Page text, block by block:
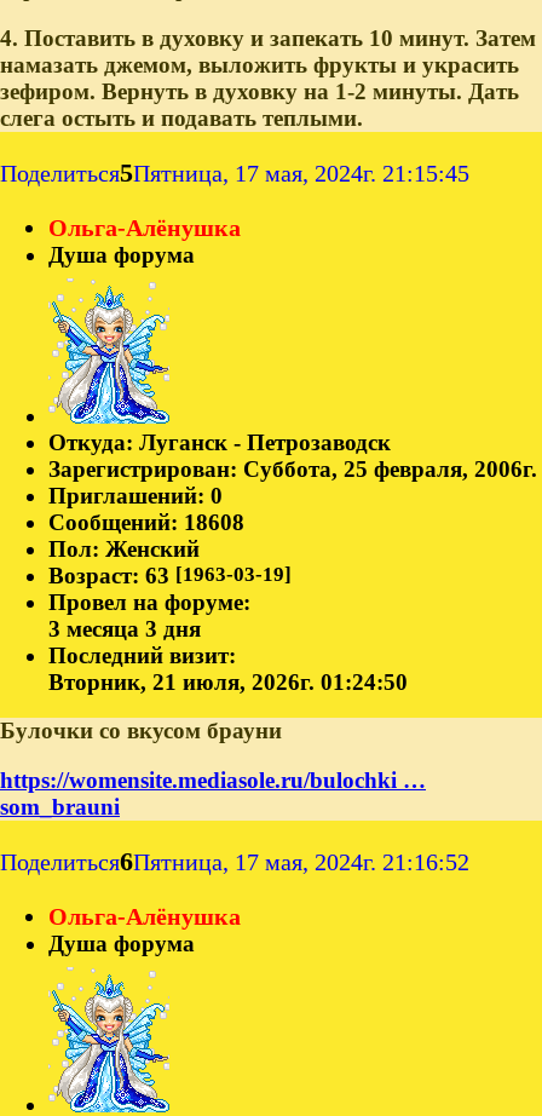
4. Поставить в духовку и запекать 10 минут. Затем
намазать джемом, выложить фрукты и украсить
зефиром. Вернуть в духовку на 1-2 минуты. Дать
слега остыть и подавать теплыми.
Поделиться5Пятница, 17 мая, 2024г. 21:15:45
Ольга-Алёнушка
Душа форума
Откуда: Луганск - Петрозаводск
Зарегистрирован: Суббота, 25 февраля, 2006г.
Приглашений: 0
Сообщений: 18608
Пол: Женский
Возраст: 63 [1963-03-19]
Провел на форуме:
3 месяца 3 дня
Последний визит:
Вторник, 21 июля, 2026г. 01:24:50
Булочки со вкусом брауни
https://womensite.mediasole.ru/bulochki …
som_brauni
Поделиться6Пятница, 17 мая, 2024г. 21:16:52
Ольга-Алёнушка
Душа форума